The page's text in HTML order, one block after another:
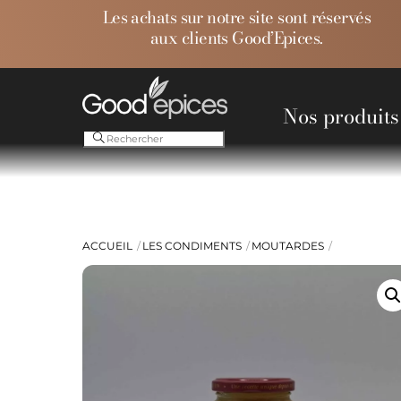
Les achats sur notre site sont réservés
aux clients Good’Epices.
Nos produits
ACCUEIL LES CONDIMENTS MOUTARDES